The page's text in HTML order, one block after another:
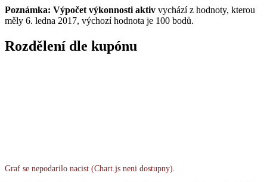
Poznámka: Výpočet výkonnosti aktiv vychází z hodnoty, kterou
měly 6. ledna 2017, výchozí hodnota je 100 bodů.
Rozdělení dle kupónu
Graf se nepodarilo nacist (Chart.js neni dostupny).